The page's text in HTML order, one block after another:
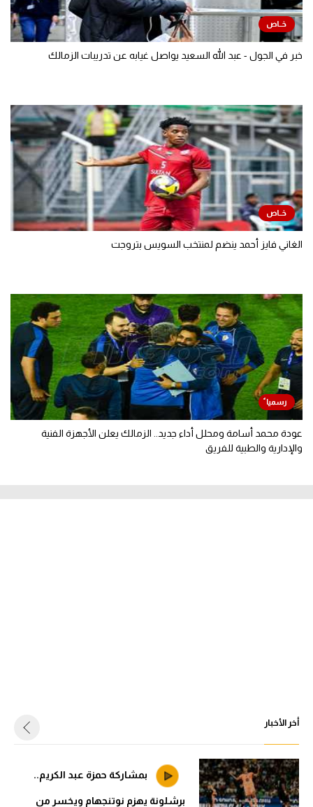
خبر في الجول - عبد الله السعيد يواصل غيابه عن تدريبات الزمالك
الغاني فايز أحمد ينضم لمنتخب السويس بتروجت
عودة محمد أسامة ومحلل أداء جديد.. الزمالك يعلن الأجهزة الفنية
والإدارية والطبية للفريق
أخر الأخبار
بمشاركة حمزة عبد الكريم..
برشلونة يهزم نوتنجهام ويخسر من